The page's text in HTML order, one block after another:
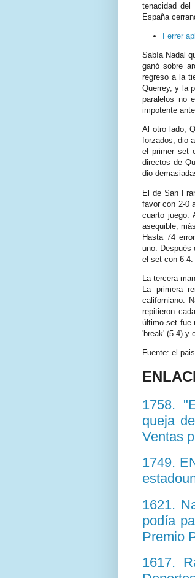
tenacidad
España
Ferrer
Sabía Nadal
ganó sobre
regreso a la
Querrey, y la
paralelos no
impotente
Al otro lado,
forzados, dio
el primer set
directos de
dio
El de San
favor con 2-0
cuarto juego.
asequible,
Hasta 74
uno. Después
el set con 6-4.
La tercera
La primera
californiano.
repitieron
último set fue
'break' (5-4) y
Fuente: el
1758.
queja
Ventas
1749.
1621.
podía
Premio
1617.